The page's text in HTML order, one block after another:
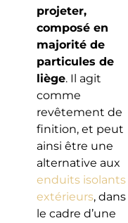
projeter,
composé en
majorité de
particules de
liège. Il agit
comme
revêtement de
finition, et peut
ainsi être une
alternative aux
enduits isolants
extérieurs, dans
le cadre d’une